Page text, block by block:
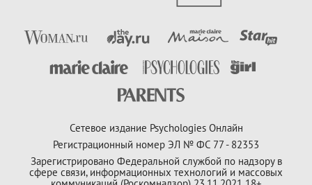
Сетевое издание Psychologies Онлайн
Регистрационный номер ЭЛ № ФС 77 - 82353
Зарегистрировано Федеральной службой по надзору в
сфере связи, информационных технологий и массовых